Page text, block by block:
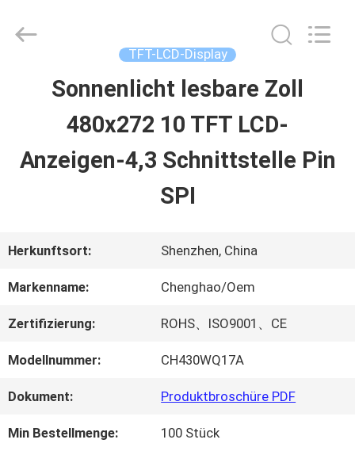
HAUSE
ÜBER
UNS
WERKSBESICHTIGUNG
QUALITÄTSKONTROLLE
ChengHao
TFT-LCD-Display
Sonnenlicht lesbare Zoll
480x272 10 TFT LCD-
Anzeigen-4,3 Schnittstelle Pin
SPI
Herkunftsort: Shenzhen, China
Markenname: Chenghao/Oem
Zertifizierung: ROHS、ISO9001、CE
Modellnummer: CH430WQ17A
Dokument: Produktbroschüre PDF
Min Bestellmenge: 100 Stück